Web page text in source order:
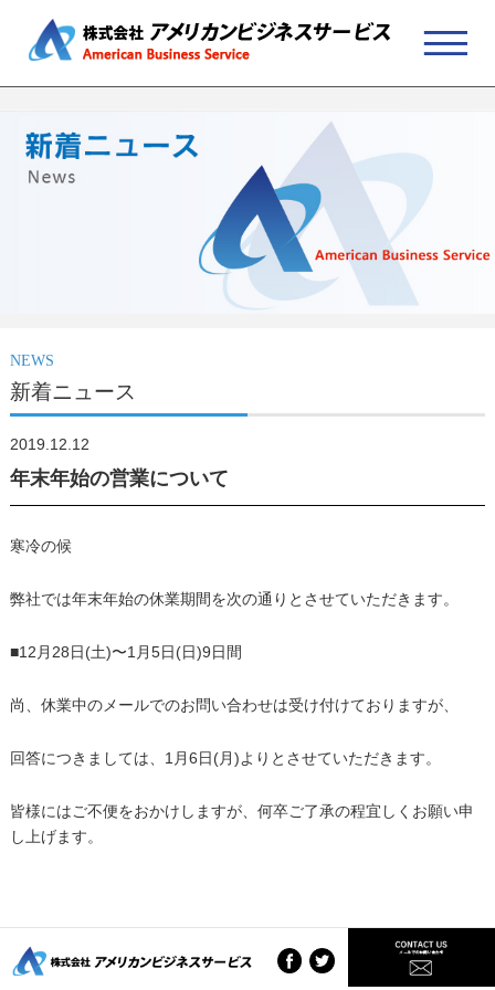
NEWS
新着ニュース
2019.12.12
年末年始の営業について
寒冷の候
弊社では年末年始の休業期間を次の通りとさせていただきます。
■12月28日(土)〜1月5日(日)9日間
尚、休業中のメールでのお問い合わせは受け付けておりますが、
回答につきましては、1月6日(月)よりとさせていただきます。
皆様にはご不便をおかけしますが、何卒ご了承の程宜しくお願い申
し上げます。